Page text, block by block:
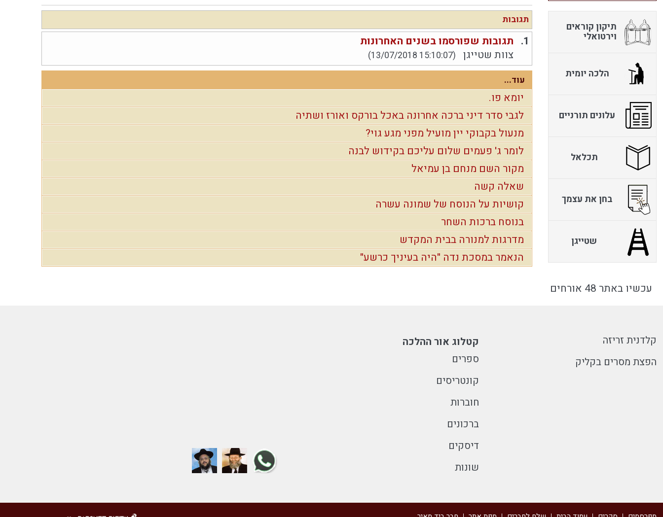
תגובות
1.
תגובות שפורסמו בשנים האחרונות
צוות שטייגן (13/07/2018 15:10:07)
עוד...
יומא פו.
לגבי סדר דיני ברכה אחרונה באכל בורקס ואורז ושתיה
מנעול בקבוקי יין מועיל מפני מגע גוי?
לומר ג' פעמים שלום עליכם בקידוש לבנה
מקור השם מנחם בן עמיאל
שאלה קשה
קושיות על הנוסח של שמונה עשרה
בנוסח ברכות השחר
מדרגות למנורה בבית המקדש
הנאמר במסכת נדה "היה בעיניך כרשע"
תיקון קוראים
וירטואלי
הלכה יומית
עלונים תורניים
תכלאל
בחן את עצמך
שטייגן
עכשיו באתר 48 אורחים
קלדנית זריזה
הפצת מסרים בקליק
קטלוג אור ההלכה
ספרים
קונטריסים
חוברות
ברכונים
דיסקים
שונות